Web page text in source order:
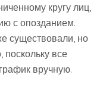
кругу лиц,
с опозданием.
существовали, но
поскольку все
вручную.